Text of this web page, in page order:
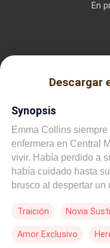
En
Descargar
Synopsis
Emma Collins
enfermera en Central
vivir. Había perdido a
había cuidado hasta
brusco al despertar
apuntando hacia ella.
nadie. Unas horas
Traición Novia
Amor Exclusivo